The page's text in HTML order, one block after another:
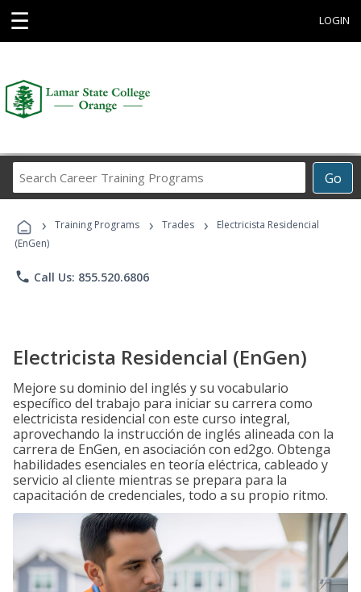
☰ LOGIN
Go
Career
Programs
› Training Programs › Trades ›
Electricista Residencial
(EnGen)
phone Call Us: 855.520.6806
Electricista Residencial (EnGen)
Mejore su dominio del inglés y su vocabulario
específico del trabajo para iniciar su carrera como
electricista residencial con este curso integral,
aprovechando la instrucción de inglés alineada con la
carrera de EnGen, en asociación con ed2go. Obtenga
habilidades esenciales en teoría eléctrica, cableado y
servicio al cliente mientras se prepara para la
capacitación de credenciales, todo a su propio ritmo.